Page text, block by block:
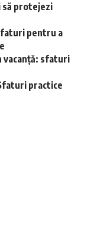
să protejezi
pentru a
vacanță: sfaturi
practice